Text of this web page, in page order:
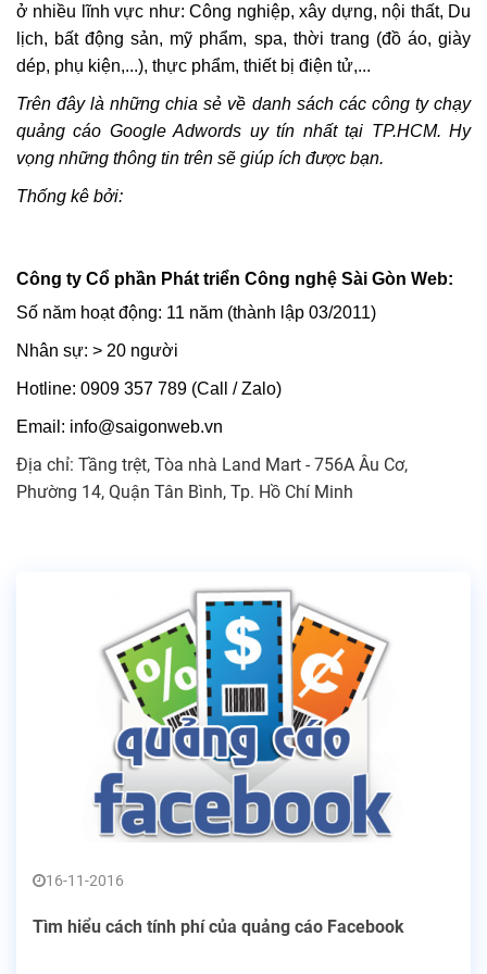
ở nhiều lĩnh vực như: Công nghiệp, xây dựng, nội thất, Du
lịch, bất động sản, mỹ phẩm, spa, thời trang (đồ áo, giày
dép, phụ kiện,...), thực phẩm, thiết bị điện tử,...
Trên đây là những chia sẻ về danh sách các công ty chạy
quảng cáo Google Adwords uy tín nhất tại TP.HCM. Hy
vọng những thông tin trên sẽ giúp ích được bạn.
Thống kê bởi:
Công ty Cổ phần Phát triển Công nghệ Sài Gòn Web:
Số năm hoạt động: 11 năm (thành lập 03/2011)
Nhân sự: > 20 người
Hotline: 0909 357 789 (Call / Zalo)
Email: info@saigonweb.vn
Địa chỉ: Tầng trệt, Tòa nhà Land Mart - 756A Âu Cơ,
Phường 14​, Quận Tân Bình, Tp. Hồ Chí Minh
16-11-2016
Tìm hiểu cách tính phí của quảng cáo Facebook